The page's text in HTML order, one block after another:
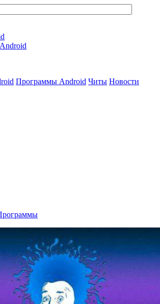
Программы Android Читы Новости